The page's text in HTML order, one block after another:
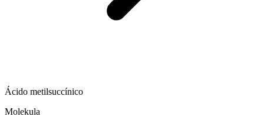
Ácido metilsuccínico
Molekula